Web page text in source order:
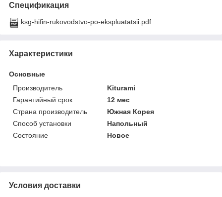
Спецификация
ksg-hifin-rukovodstvo-po-ekspluatatsii.pdf
Характеристики
Основные
Производитель
Kiturami
Гарантийный срок
12 мес
Страна производитель
Южная Корея
Способ установки
Напольный
Состояние
Новое
Условия доставки